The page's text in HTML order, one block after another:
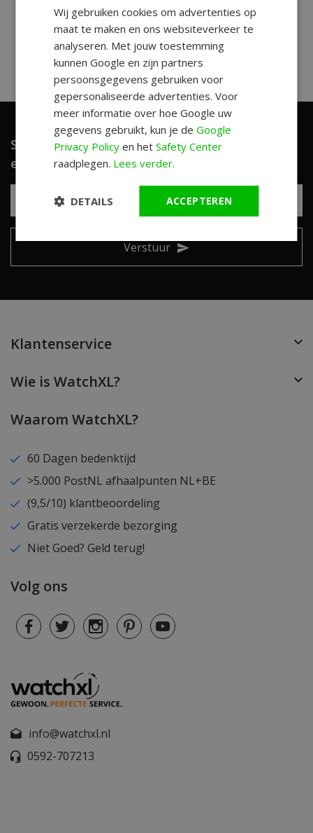
Schrijf je in en ontvang unieke aanbiedingen
en leuke tips!
Verstuur
Klantenservice
Wie is WatchXL?
Waarom WatchXL?
60 Dagen bedenktijd
>5.000 PostNL afhaalpunten NL+BE
(9,5/10) klantbeoordeling
Gratis verzekerde bezorging
Niet Goed? Geld terug!
Volg ons
info@watchxl.nl
0592-707213
Wij gebruiken cookies om advertenties op
maat te maken en ons websiteverkeer te
analyseren. Met jouw toestemming
kunnen Google en zijn partners
persoonsgegevens gebruiken voor
gepersonaliseerde advertenties. Voor
meer informatie over hoe Google uw
gegevens gebruikt, kun je deGoogle
Privacy Policy en hetSafety Center
raadplegen. Lees verder.
ACCEPTEREN
DETAILS